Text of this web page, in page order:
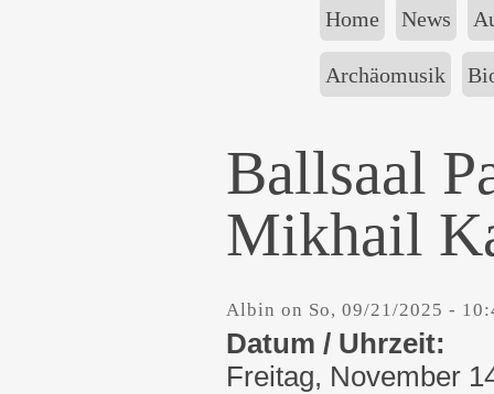
Home News
Archäomusik
Ballsaal
Mikhail
Albin on So, 09/21/2025 -
Datum / Uhrzeit:
Freitag, November